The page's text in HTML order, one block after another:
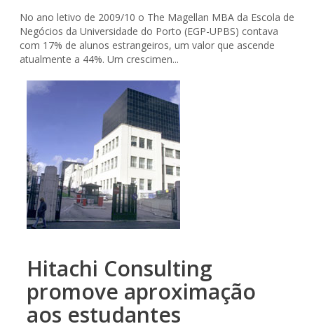
No ano letivo de 2009/10 o The Magellan MBA da Escola de
Negócios da Universidade do Porto (EGP-UPBS) contava
com 17% de alunos estrangeiros, um valor que ascende
atualmente a 44%. Um crescimen...
Hitachi Consulting
promove aproximação
aos estudantes